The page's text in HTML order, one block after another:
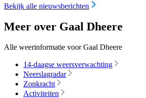
Bekijk alle nieuwsberichten
Meer over Gaal Dheere
Alle weerinformatie voor Gaal Dheere
14-daagse weersverwachting
Neerslagradar
Zonkracht
Activiteiten